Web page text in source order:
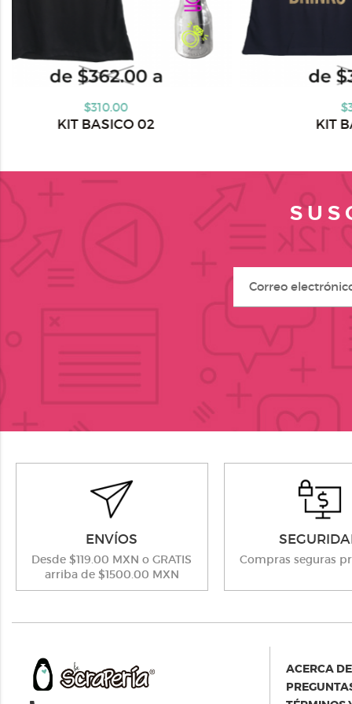
KIT BASICO 03
ENVÍOS
Desde $119.00 MXN o GRATIS
arriba de $1500.00 MXN
Compras seguras
ACERCA